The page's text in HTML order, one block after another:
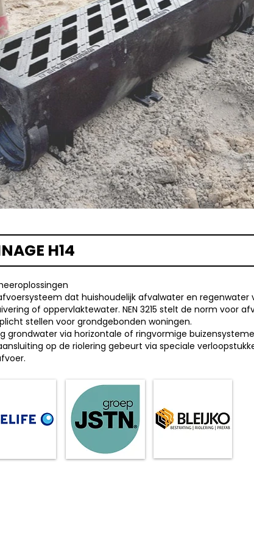
H14
dat huishoudelijk afvalwater en
of oppervlaktewater. NEN 3215 stelt de norm voor
stellen voor grondgebonden woningen.
grondwater via horizontale of ringvormige
op de riolering gebeurt via speciale